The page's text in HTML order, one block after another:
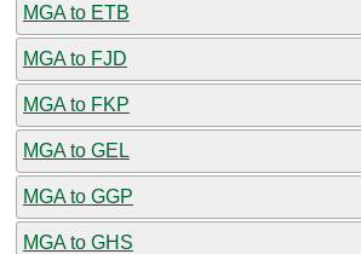
MGA to ETB
MGA to FJD
MGA to FKP
MGA to GEL
MGA to GGP
MGA to GHS